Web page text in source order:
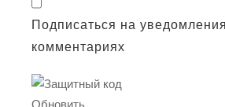
Подписаться на
комментариях